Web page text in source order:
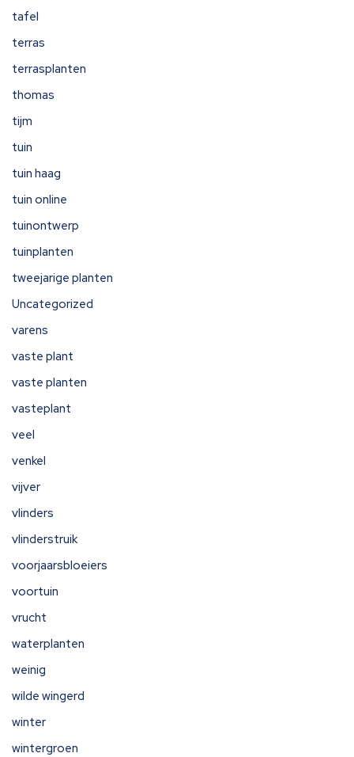
tafel
terras
terrasplanten
thomas
tijm
tuin
tuin haag
tuin online
tuinontwerp
tuinplanten
tweejarige planten
Uncategorized
varens
vaste plant
vaste planten
vasteplant
veel
venkel
vijver
vlinders
vlinderstruik
voorjaarsbloeiers
voortuin
vrucht
waterplanten
weinig
wilde wingerd
winter
wintergroen